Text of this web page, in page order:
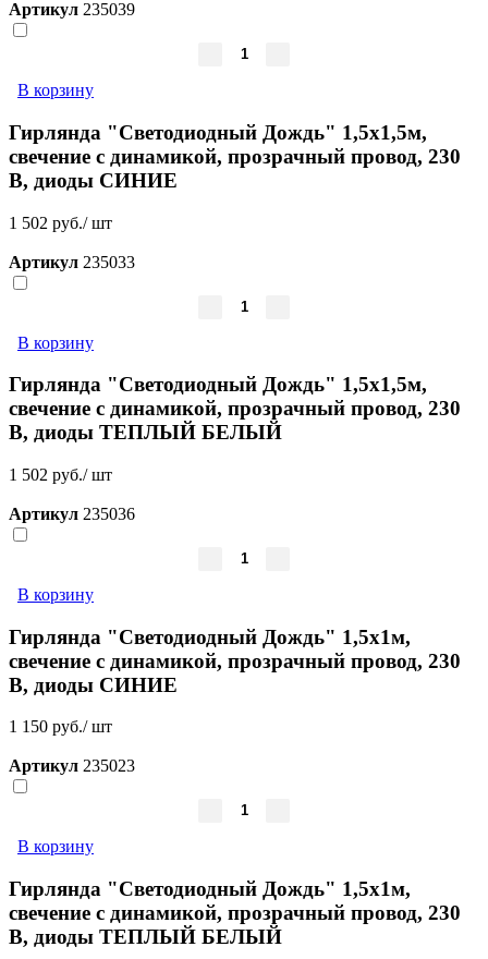
Артикул 235039
В корзину
Гирлянда "Светодиодный Дождь" 1,5х1,5м,
свечение с динамикой, прозрачный провод, 230
В, диоды СИНИЕ
1 502 руб./ шт
Артикул 235033
В корзину
Гирлянда "Светодиодный Дождь" 1,5х1,5м,
свечение с динамикой, прозрачный провод, 230
В, диоды ТЕПЛЫЙ БЕЛЫЙ
1 502 руб./ шт
Артикул 235036
В корзину
Гирлянда "Светодиодный Дождь" 1,5х1м,
свечение с динамикой, прозрачный провод, 230
В, диоды СИНИЕ
1 150 руб./ шт
Артикул 235023
В корзину
Гирлянда "Светодиодный Дождь" 1,5х1м,
свечение с динамикой, прозрачный провод, 230
В, диоды ТЕПЛЫЙ БЕЛЫЙ